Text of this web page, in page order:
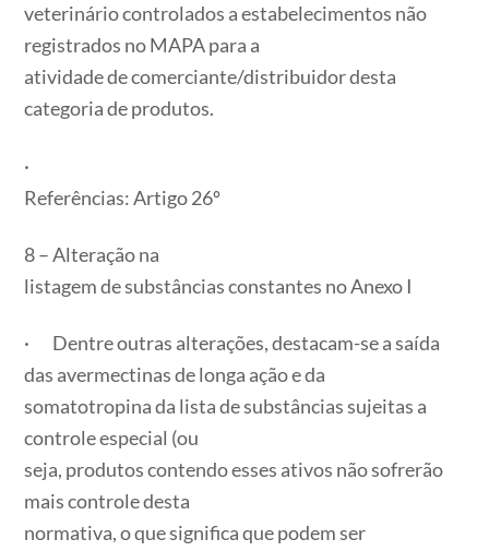
veterinário controlados a estabelecimentos não
registrados no MAPA para a
atividade de comerciante/distribuidor desta
categoria de produtos.
·
Referências: Artigo 26º
8 – Alteração na
listagem de substâncias constantes no Anexo I
· Dentre outras alterações, destacam-se a saída
das avermectinas de longa ação e da
somatotropina da lista de substâncias sujeitas a
controle especial (ou
seja, produtos contendo esses ativos não sofrerão
mais controle desta
normativa, o que significa que podem ser